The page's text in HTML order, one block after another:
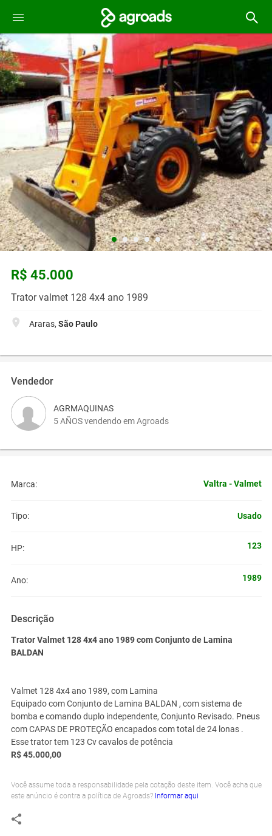
R$ 45.000
Trator valmet 128 4x4 ano 1989
Araras, São Paulo
Vendedor
AGRMAQUINAS
5 AÑOS vendendo em Agroads
Marca: Valtra - Valmet
Tipo: Usado
HP: 123
Ano: 1989
Descrição
Trator Valmet 128 4x4 ano 1989 com Conjunto de Lamina
BALDAN
Valmet 128 4x4 ano 1989, com Lamina
Equipado com Conjunto de Lamina BALDAN , com sistema de
bomba e comando duplo independente, Conjunto Revisado. Pneus
com CAPAS DE PROTEÇÃO encapados com total de 24 lonas .
Esse trator tem 123 Cv cavalos de potência
R$ 45.000,00
Você assume toda a responsabilidade pela cotação deste item. Você acha que
este anúncio é contra a política de Agroads? Informar aqui